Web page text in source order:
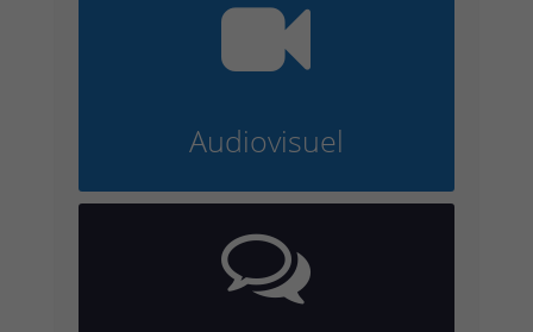

Audiovisuel
